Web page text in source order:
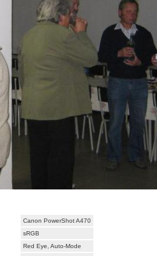
Canon PowerShot A470
sRGB
Red Eye, Auto-Mode